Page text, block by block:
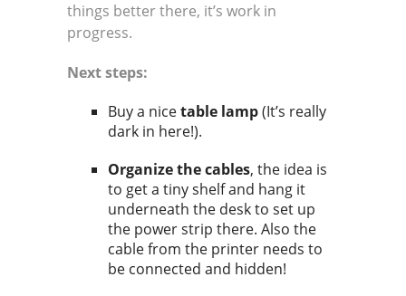
things better there, it’s work in
progress.
Next steps:
Buy a nicetable lamp(It’s really
dark in here!).
Organize the cables, the idea is
to get a tiny shelf and hang it
underneath the desk to set up
the power strip there. Also the
cable from the printer needs to
be connected and hidden!